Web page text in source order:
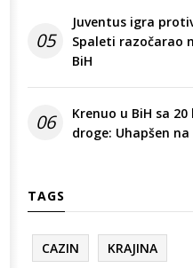
05
Juventus igra
Spaleti razočarao
BiH
06
Krenuo u BiH sa
droge: Uhapšen
TAGS
CAZIN KRAJINA